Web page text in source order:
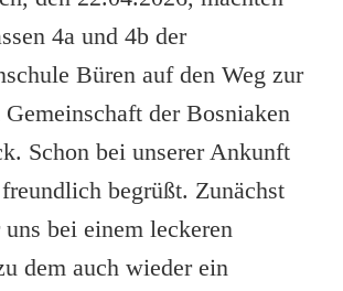
4a und 4b der
Büren auf den Weg zur
der Bosniaken
Schon bei unserer Ankunft
begrüßt. Zunächst
bei einem leckeren
dem auch wieder ein